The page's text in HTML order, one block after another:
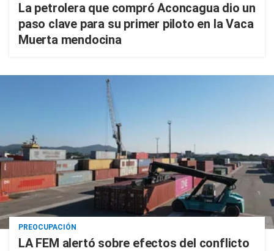
La petrolera que compró Aconcagua dio un
paso clave para su primer piloto en la Vaca
Muerta mendocina
PREOCUPACIÓN
LA FEM alertó sobre efectos del conflicto